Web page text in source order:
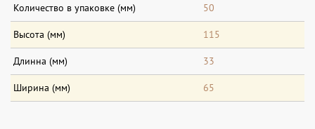
Количество в упаковке (мм) 50
Высота (мм) 115
Длинна (мм) 33
Ширина (мм) 65